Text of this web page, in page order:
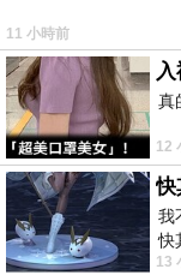
⊕潘
之谷」裡——
11 小時前
真
12
快
我
快
愉
13